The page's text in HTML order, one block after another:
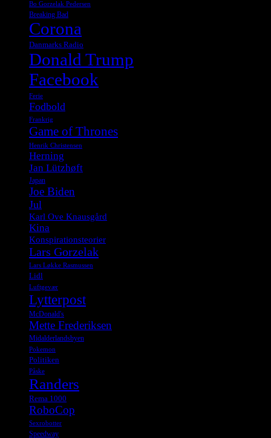
Bo Gorzelak Pedersen
Breaking Bad
Corona
Danmarks Radio
Donald Trump
Facebook
Ferie
Fodbold
Frankrig
Game of Thrones
Henrik Christensen
Herning
Jan Lützhøft
Japan
Joe Biden
Jul
Karl Ove Knausgård
Kina
Konspirationsteorier
Lars Gorzelak
Lars Løkke Rasmussen
Lidl
Luftgevær
Lytterpost
McDonald's
Mette Frederiksen
Midalderlandsbyen
Pokemon
Politiken
Påske
Randers
Rema 1000
RoboCop
Sexrobotter
Speedway